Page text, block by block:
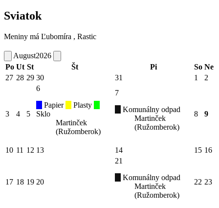
Sviatok
Meniny má Ľubomíra , Rastic
August2026
Po Ut St Št Pi So Ne
27 28 29 30 31 1 2
3 4 5
6
Papier
Plasty
Sklo
Martinček
(Ružomberok)
7
Komunálny odpad
Martinček
(Ružomberok)
8 9
10 11 12 13 14 15 16
17 18 19 20
21
Komunálny odpad
Martinček
(Ružomberok)
22 23